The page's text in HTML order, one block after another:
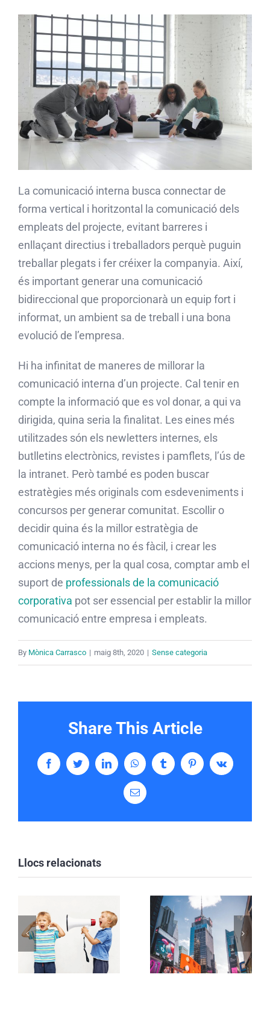
La comunicació interna busca connectar de
forma vertical i horitzontal la comunicació dels
empleats del projecte, evitant barreres i
enllaçant directius i treballadors perquè puguin
treballar plegats i fer créixer la companyia. Així,
és important generar una comunicació
bidireccional que proporcionarà un equip fort i
informat, un ambient sa de treball i una bona
evolució de l’empresa.
Hi ha infinitat de maneres de millorar la
comunicació interna d’un projecte. Cal tenir en
compte la informació que es vol donar, a qui va
dirigida, quina seria la finalitat. Les eines més
utilitzades són els newletters internes, els
butlletins electrònics, revistes i pamflets, l’ús de
la intranet. Però també es poden buscar
estratègies més originals com esdeveniments i
concursos per generar comunitat. Escollir o
decidir quina és la millor estratègia de
comunicació interna no és fàcil, i crear les
accions menys, per la qual cosa, comptar amb el
suport de professionals de la comunicació
corporativa pot ser essencial per establir la millor
comunicació entre empresa i empleats.
By Mònica Carrasco | maig 8th, 2020 | Sense categoria
Share This Article
FacebookTwitterLinkedInWhatsAppTumblr PinterestVk
Email:
Llocs relacionats